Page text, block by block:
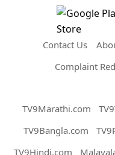
Contact Us
Complaint
TV9Marathi.com
TV9Bangla.com
TV9Hindi.com